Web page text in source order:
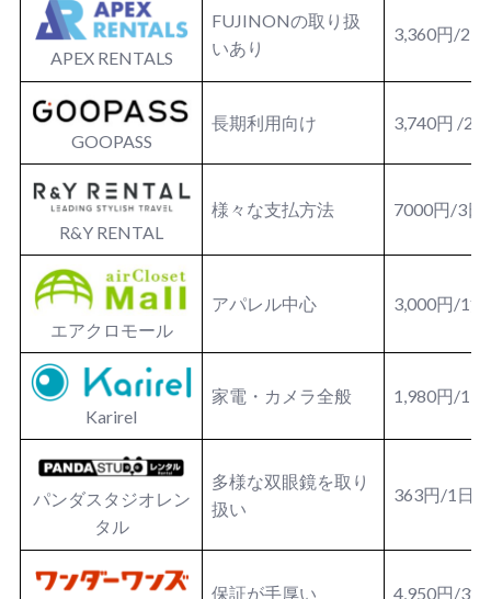
APEX RENTALS
FUJINONの取り扱
いあり
3,360円/2
GOOPASS
長期利用向け 3,740円 /2
R&Y RENTAL
様々な支払方法 7000円/3日
エアクロモール
アパレル中心 3,000円/1
Karirel
家電・カメラ全般 1,980円/1
パンダスタジオレン
タル
多様な双眼鏡を取り
扱い
363円/1日
保証が手厚い 4,950円/3